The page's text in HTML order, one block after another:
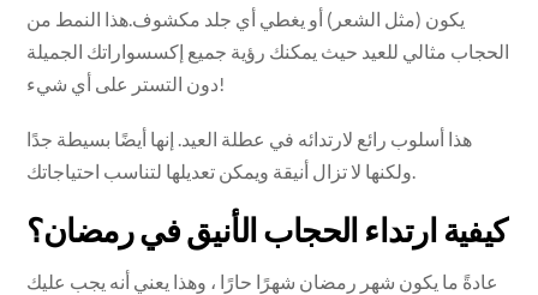
يكون (مثل الشعر) أو يغطي أي جلد مكشوف.هذا النمط من
الحجاب مثالي للعيد حيث يمكنك رؤية جميع إكسسواراتك الجميلة
دون التستر على أي شيء!
هذا أسلوب رائع لارتدائه في عطلة العيد. إنها أيضًا بسيطة جدًا
ولكنها لا تزال أنيقة ويمكن تعديلها لتناسب احتياجاتك.
كيفية ارتداء الحجاب الأنيق في رمضان؟
عادةً ما يكون شهر رمضان شهرًا حارًا ، وهذا يعني أنه يجب عليك